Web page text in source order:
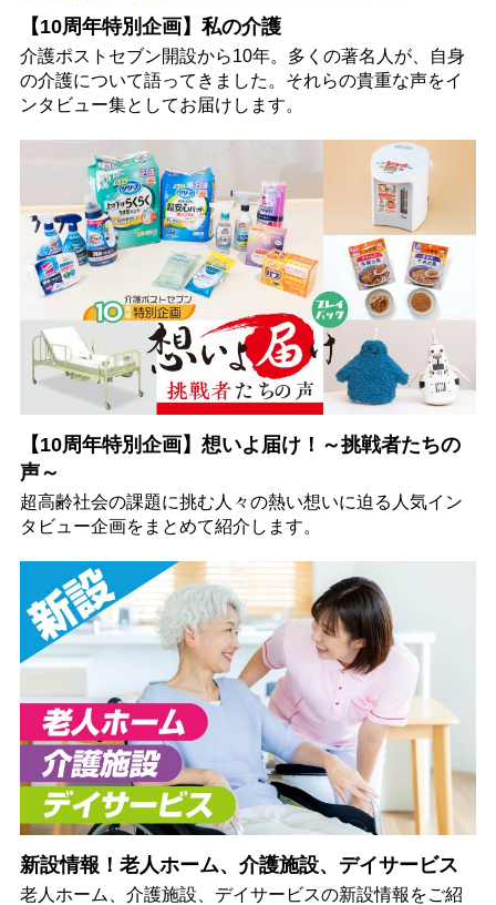
【10周年特別企画】私の介護
介護ポストセブン開設から10年。多くの著名人が、自身
の介護について語ってきました。それらの貴重な声をイ
ンタビュー集としてお届けします。
【10周年特別企画】想いよ届け！～挑戦者たちの
声～
超高齢社会の課題に挑む人々の熱い想いに迫る人気イン
タビュー企画をまとめて紹介します。
新設情報！老人ホーム、介護施設、デイサービス
老人ホーム、介護施設、デイサービスの新設情報をご紹